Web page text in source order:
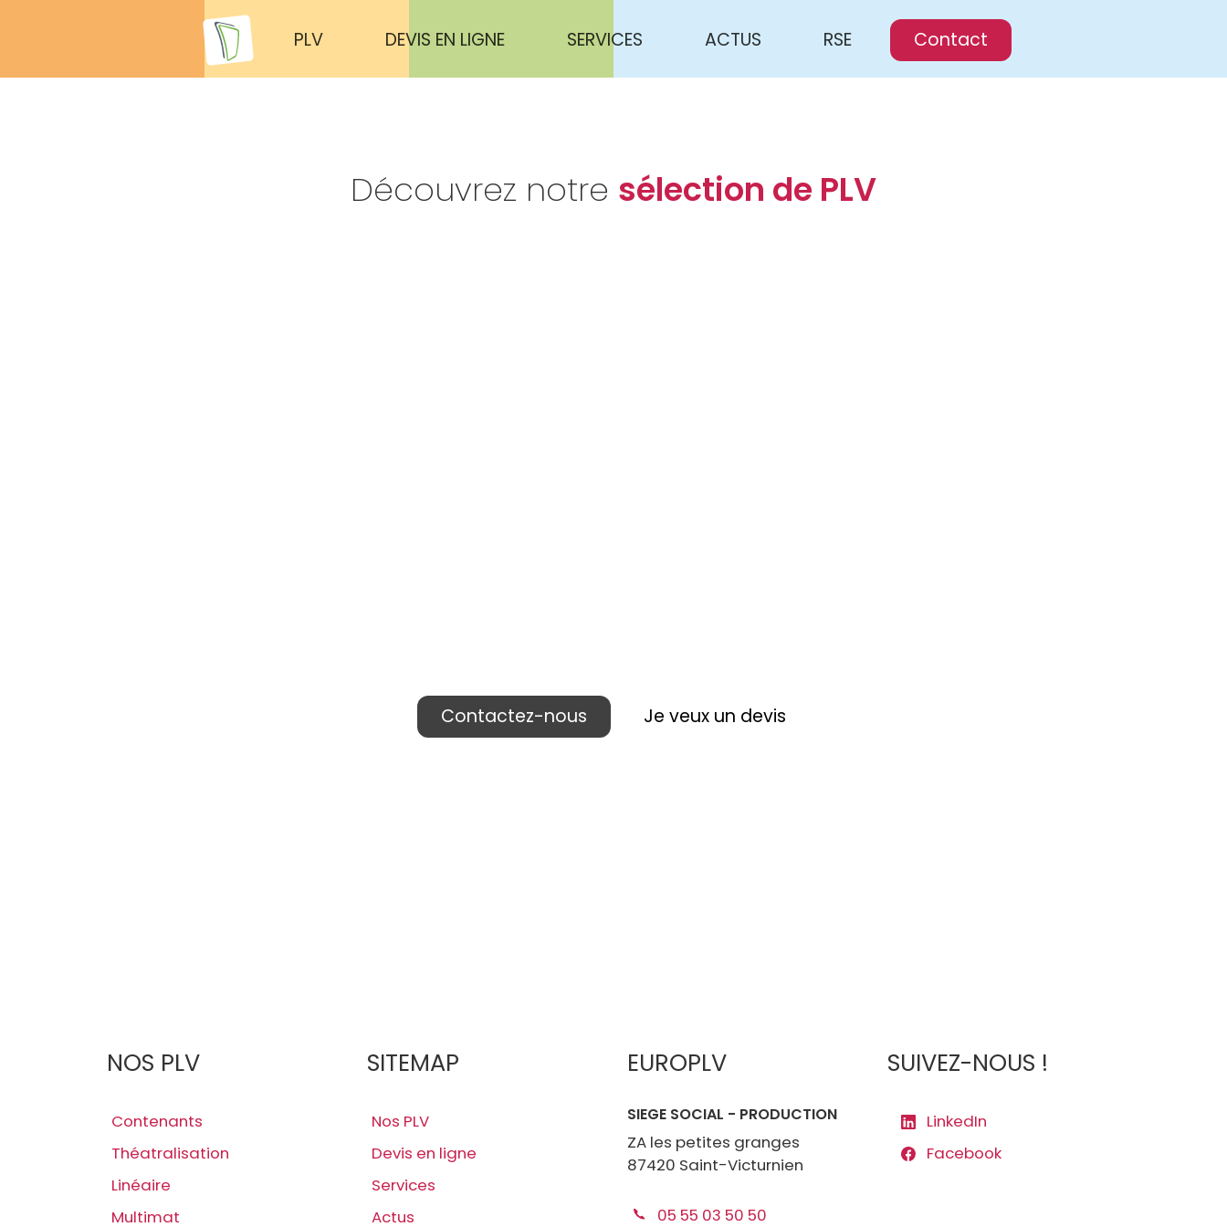
PLV DEVIS EN LIGNE SERVICES ACTUS RSE Contact
Découvrez notre sélection de PLV
Contactez-nous Je veux un devis
NOS PLV
Contenants
Théatralisation
Linéaire
Multimat
SITEMAP
Nos PLV
Devis en ligne
Services
Actus
EUROPLV
SIEGE SOCIAL - PRODUCTION
ZA les petites granges
87420 Saint-Victurnien
05 55 03 50 50
SUIVEZ-NOUS !
LinkedIn
Facebook